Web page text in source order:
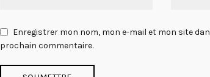
Enregistrer mon nom, mon e-mail et mon site
prochain commentaire.